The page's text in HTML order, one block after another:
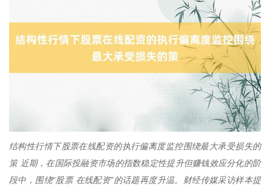
结构性行情下股票在线配资的执行偏离度监控围绕最大承受损失的
策 近期，在国际投融资市场的指数稳定性提升但赚钱效应分化的阶
段中，围绕“股票 在线配资”的话题再度升温。财经传媒采访样本提